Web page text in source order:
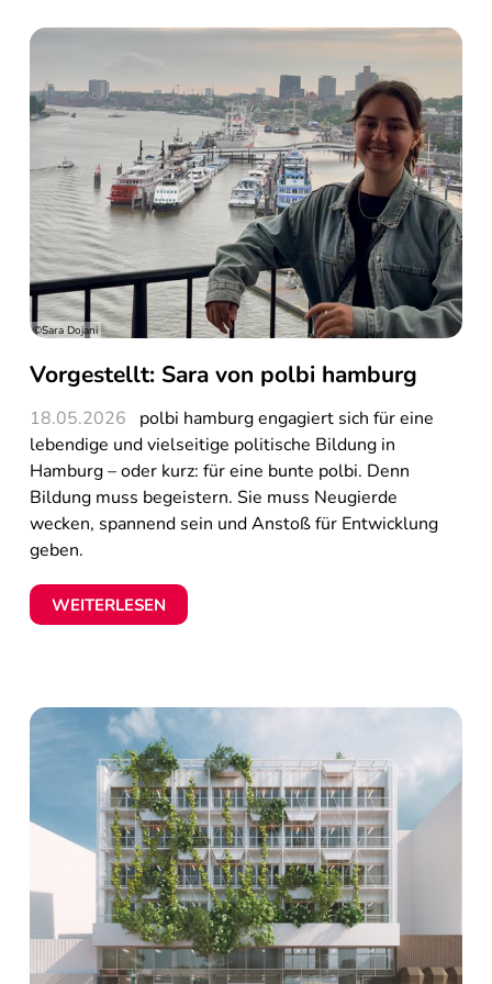
©Sara Dojani
Vorgestellt: Sara von polbi hamburg
18.05.2026
polbi hamburg engagiert sich für eine
lebendige und vielseitige politische Bildung in
Hamburg – oder kurz: für eine bunte polbi. Denn
Bildung muss begeistern. Sie muss Neugierde
wecken, spannend sein und Anstoß für Entwicklung
geben.
WEITERLESEN